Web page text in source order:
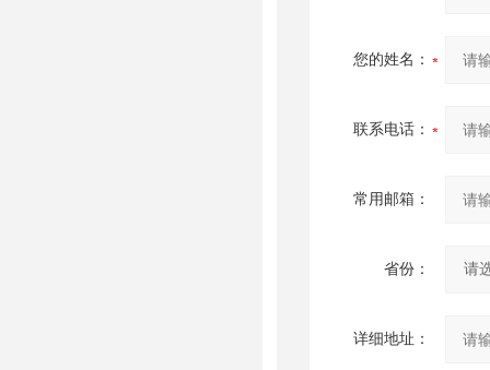
您的姓名：
联系电话：
常用邮箱：
省份：
详细地址：